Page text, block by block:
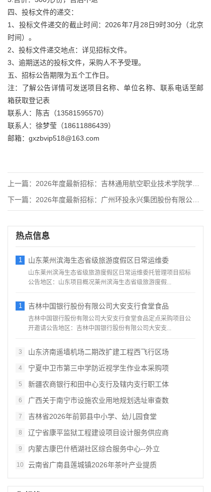
四、投标文件的递交：
1、投标文件递交的截止时间：2026年7月28日9时30分（北京
时间）。
2、投标文件递交地点：详见招标文件。
3、逾期送达的投标文件，采购人不予受理。
五、招标公告期限为五个工作日。
注：了解公告详情可发送项目名称、单位名称、联系电话至邮
箱获取登记表
联系人：陈吉（13581595570）
联系人：徐梦莹（18611886439）
邮箱：gxzbvip518@163.com
上一篇： 2026年度最新招标：吉林通用航空职业技术学院学生保险服务采
下一篇： 2026年度最新招标：广州环投永兴集团股份有限公司2026年
热点信息
1 山东莱州滨海生态省级旅游度假区日常运维委
山东莱州滨海生态省级旅游度假区日常运维委托管理项目招标
公告地区：山东项目概况莱州滨海生态省级旅游度假...
1 吉林中国银行股份有限公司大安支行食堂食品
吉林中国银行股份有限公司大安支行食堂食品定点采购项目公
开邀请公告地区：吉林中国银行股份有限公司大安支...
3 山东济南遥墙机场二期改扩建工程西飞行区场
4 宁夏中卫市第三中学防近视学生作业本采购项
5 新疆农商银行和田中心支行及辖内支行职工体
6 广西关于南宁市设施农业用地规划选址审查数
7 吉林省2026年前郭县中小学、幼儿园食堂
8 辽宁省康平监狱工程建设项目设计服务供应商
9 内蒙古康巴什栖湖社区综合服务中心--外立
10 云南省广南县莲城镇2026年茶叶产业提质